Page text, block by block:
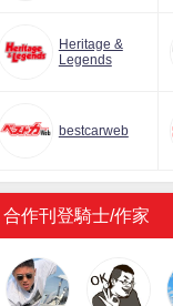
Heritage &
Legends
bestcarweb
合作刊登騎士/作家